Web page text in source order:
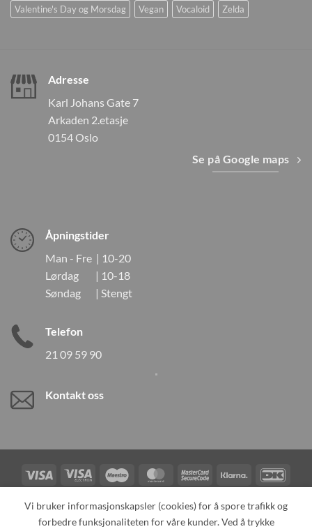
Valentine's Day og Morsdag
Vegan Vocaloid Zelda
Adresse
Karl Johans Gate 7
Arkaden 2.etasje
0154 Oslo
Se på Google maps
Åpningstider
Man - Fre | 10-20
Lørdag | 10-18
Søndag | Stengt
Telefon
21 09 59 90
Kontakt oss
Visa
Visa
Electron
Maestro MasterCardMasterCard
2
Klarna
Card
TILBAKEKALLINGER KONTAKT OSS OM OSS
Vi bruker informasjonskapsler (cookies) for å spore trafikk og
forbedre funksjonaliteten for våre kunder. Ved å trykke